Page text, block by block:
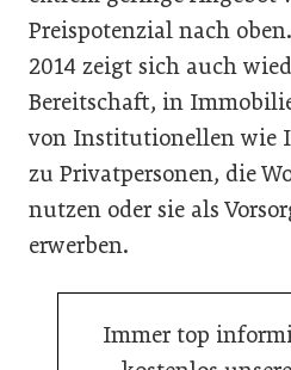
Preispotenzial nach
2014 zeigt sich auch
Bereitschaft, in
von Institutionellen wie
zu Privatpersonen, die
nutzen oder sie als
erwerben.
Immer top